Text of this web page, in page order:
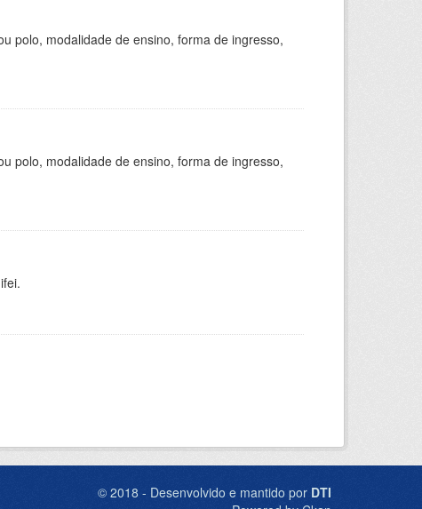
polo, modalidade de ensino, forma de ingresso,
polo, modalidade de ensino, forma de ingresso,
© 2018 - Desenvolvido e mantido por DTI